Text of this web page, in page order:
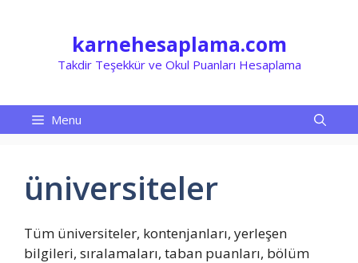
karnehesaplama.com
Takdir Teşekkür ve Okul Puanları Hesaplama
Menu
üniversiteler
Tüm üniversiteler, kontenjanları, yerleşen
bilgileri, sıralamaları, taban puanları, bölüm